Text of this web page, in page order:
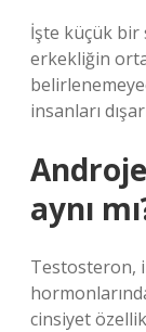
İşte küçük bir
erkekliğin
insanları
aynı
Testosteron,
cinsiyet